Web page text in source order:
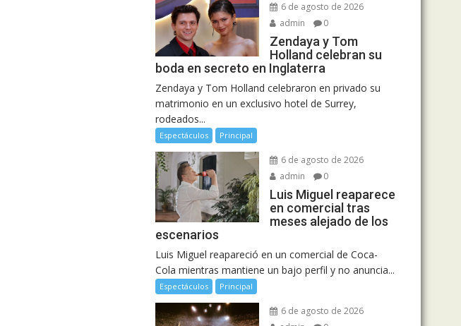
6 de agosto de 2026
admin
0
Zendaya y Tom
Holland celebran su
boda en secreto en Inglaterra
Zendaya y Tom Holland celebraron en privado su
matrimonio en un exclusivo hotel de Surrey,
rodeados...
Espectáculos Principal
6 de agosto de 2026
admin
0
Luis Miguel reaparece
en comercial tras
meses alejado de los
escenarios
Luis Miguel reapareció en un comercial de Coca-
Cola mientras mantiene un bajo perfil y no anuncia...
Espectáculos Principal
6 de agosto de 2026